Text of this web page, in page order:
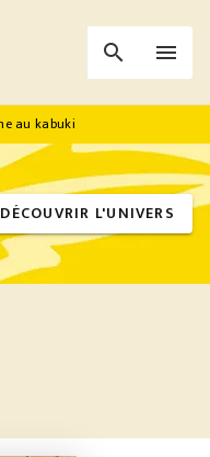
search menu
au kabuki
DÉCOUVRIR L'UNIVERS